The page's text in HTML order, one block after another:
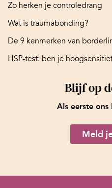
Zo herken je controledrang
Wat is traumabonding?
De 9 kenmerken van
HSP-test: ben je
Blijf op
Als eerste ons
Meld